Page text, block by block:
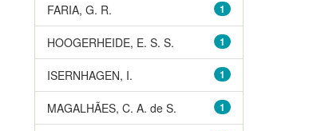
1
FARIA, G. R.
1
HOOGERHEIDE, E. S. S.
1
ISERNHAGEN, I.
1
MAGALHÃES, C. A. de S.